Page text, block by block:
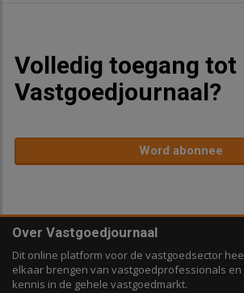
Volledig toegang tot
Vastgoedjournaal?
Word abonnee
Over Vastgoedjournaal
Dit online platform voor de vastgoedsector
elkaar brengen van vastgoedprofessionals
kennis in de gehele vastgoedmarkt.